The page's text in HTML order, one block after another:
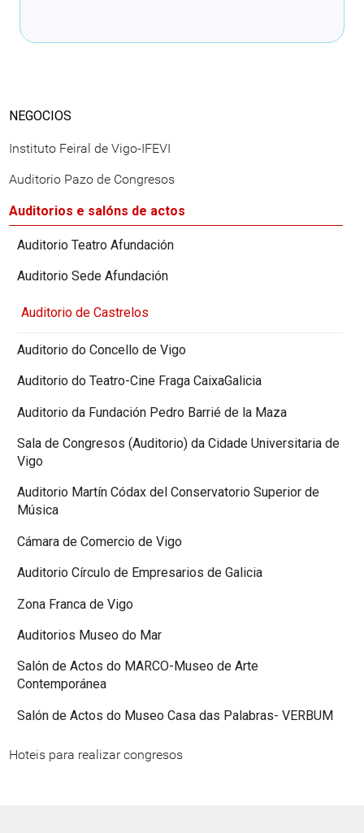
NEGOCIOS
Instituto Feiral de Vigo-IFEVI
Auditorio Pazo de Congresos
Auditorios e salóns de actos
Auditorio Teatro Afundación
Auditorio Sede Afundación
Auditorio de Castrelos
Auditorio do Concello de Vigo
Auditorio do Teatro-Cine Fraga CaixaGalicia
Auditorio da Fundación Pedro Barrié de la Maza
Sala de Congresos (Auditorio) da Cidade Universitaria de
Vigo
Auditorio Martín Códax del Conservatorio Superior de
Música
Cámara de Comercio de Vigo
Auditorio Círculo de Empresarios de Galicia
Zona Franca de Vigo
Auditorios Museo do Mar
Salón de Actos do MARCO-Museo de Arte
Contemporánea
Salón de Actos do Museo Casa das Palabras- VERBUM
Hoteis para realizar congresos